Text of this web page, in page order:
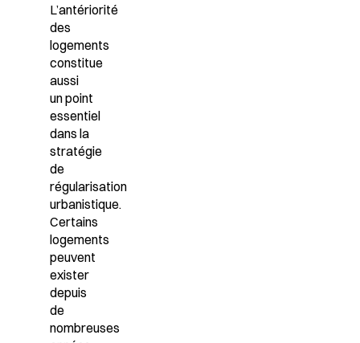
L’antériorité
des
logements
constitue
aussi
un point
essentiel
dans la
stratégie
de
régularisation
urbanistique.
Certains
logements
peuvent
exister
depuis
de
nombreuses